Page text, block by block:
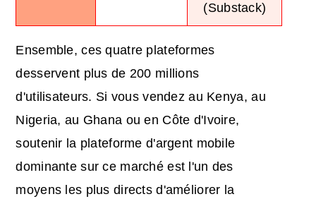
(Substack)
Ensemble, ces quatre plateformes
desservent plus de 200 millions
d'utilisateurs. Si vous vendez au Kenya, au
Nigeria, au Ghana ou en Côte d'Ivoire,
soutenir la plateforme d'argent mobile
dominante sur ce marché est l'un des
moyens les plus directs d'améliorer la